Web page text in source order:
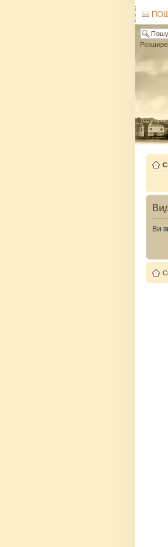
Ви